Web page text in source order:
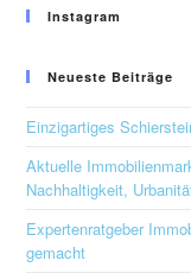
Instagram
Neueste Beiträge
Einzigartiges
Aktuelle
Nachhaltigkeit,
Expertenratgeber
gemacht